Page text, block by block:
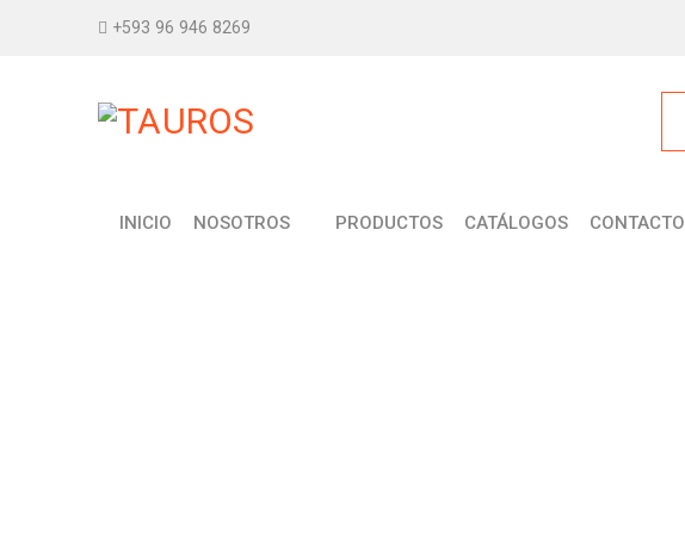
+593 96 946 8269
INICIO NOSOTROS PRODUCTOS CATÁLOGOS CONTACTO